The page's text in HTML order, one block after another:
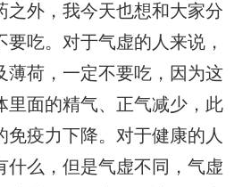
之外，我今天也想和大家分
吃。对于气虚的人来说，
薄荷，一定不要吃，因为这
里面的精气、正气减少，此
免疫力下降。对于健康的人
什么，但是气虚不同，气虚